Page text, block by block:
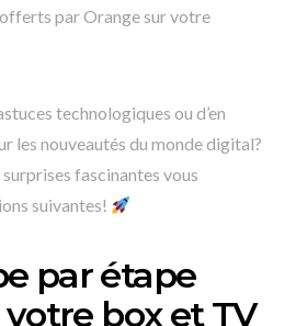
par Orange sur votre
technologiques ou d’en
les nouveautés du monde digital?
fascinantes vous
suivantes!
par étape
box et TV